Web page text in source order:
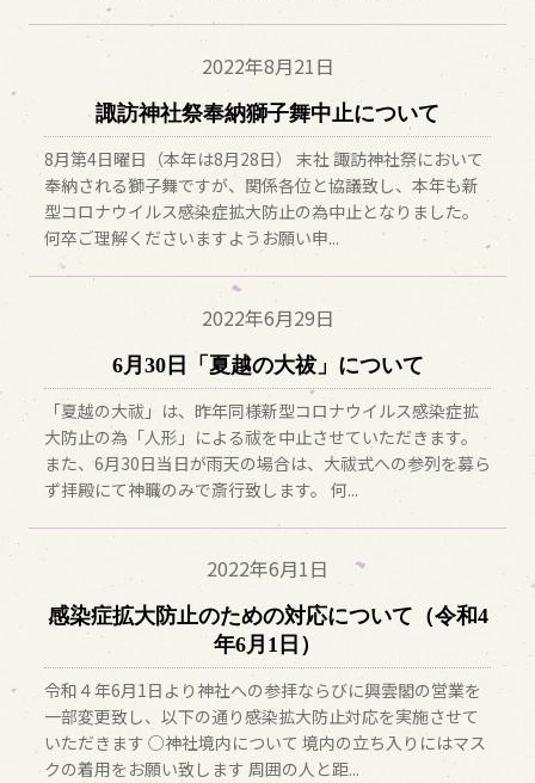
2022年8月21日
諏訪神社祭奉納獅子舞中止について
8月第4日曜日（本年は8月28日） 末社 諏訪神社祭において
奉納される獅子舞ですが、関係各位と協議致し、本年も新
型コロナウイルス感染症拡大防止の為中止となりました。
何卒ご理解くださいますようお願い申...
2022年6月29日
6月30日「夏越の大祓」について
「夏越の大祓」は、昨年同様新型コロナウイルス感染症拡
大防止の為「人形」による祓を中止させていただきます。
また、6月30日当日が雨天の場合は、大祓式への参列を募ら
ず拝殿にて神職のみで斎行致します。 何...
2022年6月1日
感染症拡大防止のための対応について（令和4
年6月1日）
令和４年6月1日より神社への参拝ならびに興雲閣の営業を
一部変更致し、以下の通り感染拡大防止対応を実施させて
いただきます ○神社境内について 境内の立ち入りにはマス
クの着用をお願い致します 周囲の人と距...